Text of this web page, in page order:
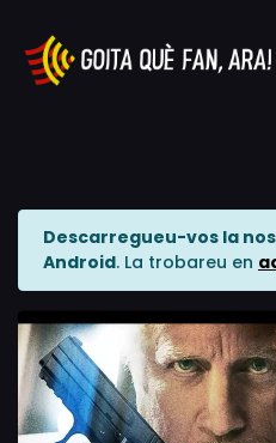
Descarregueu-vos la
Android. La trobareu en